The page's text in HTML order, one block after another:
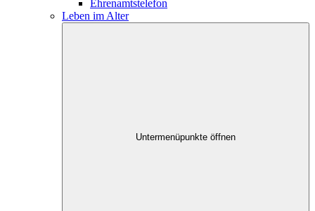
Ehrenamtstelefon
Leben im Alter
Untermenüpunkte öffnen